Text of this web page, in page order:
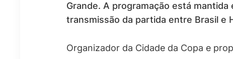
Grande. A programação está
transmissão da partida entre Brasil e
Organizador da Cidade da Copa e